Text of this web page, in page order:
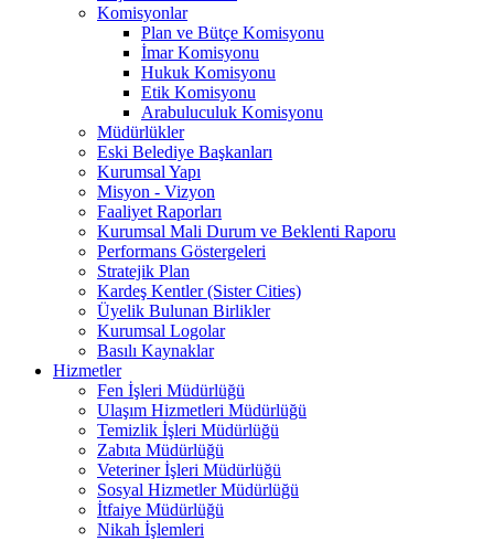
Komisyonlar
Plan ve Bütçe Komisyonu
İmar Komisyonu
Hukuk Komisyonu
Etik Komisyonu
Arabuluculuk Komisyonu
Müdürlükler
Eski Belediye Başkanları
Kurumsal Yapı
Misyon - Vizyon
Faaliyet Raporları
Kurumsal Mali Durum ve Beklenti Raporu
Performans Göstergeleri
Stratejik Plan
Kardeş Kentler (Sister Cities)
Üyelik Bulunan Birlikler
Kurumsal Logolar
Basılı Kaynaklar
Hizmetler
Fen İşleri Müdürlüğü
Ulaşım Hizmetleri Müdürlüğü
Temizlik İşleri Müdürlüğü
Zabıta Müdürlüğü
Veteriner İşleri Müdürlüğü
Sosyal Hizmetler Müdürlüğü
İtfaiye Müdürlüğü
Nikah İşlemleri